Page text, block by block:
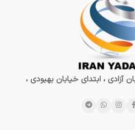
آزادی ، ابتدای خیابان بهبودی ،